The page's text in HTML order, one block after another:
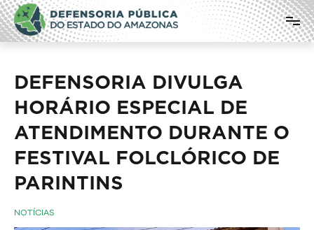
Pular
para
o
conteúdo
Defensoria Pública do Estado do
Amazonas
DEFENSORIA DIVULGA
HORÁRIO ESPECIAL DE
ATENDIMENTO DURANTE O
FESTIVAL FOLCLÓRICO DE
PARINTINS
NOTÍCIAS